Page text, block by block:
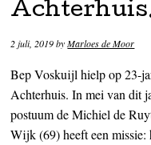
2 juli, 2019byMarloes de Moor
Bep Voskuijl hielp op 23-
Achterhuis. In mei van dit
postuum de Michiel de
Wijk (69) heeft een missie: